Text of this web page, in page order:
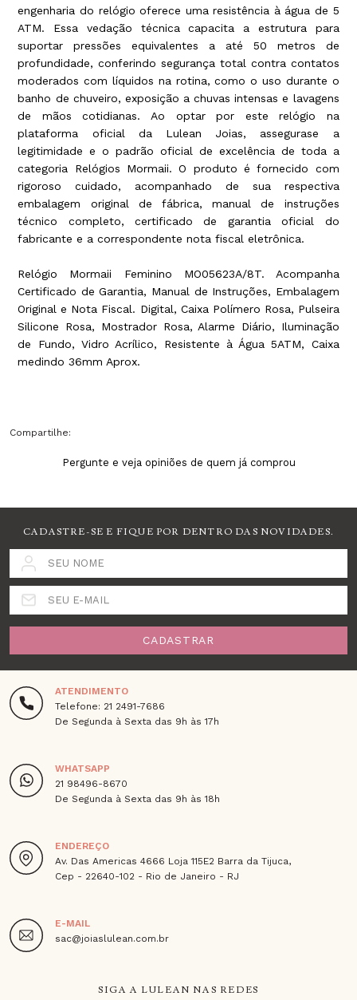
engenharia do relógio oferece uma resistência à água de 5
ATM. Essa vedação técnica capacita a estrutura para
suportar pressões equivalentes a até 50 metros de
profundidade, conferindo segurança total contra contatos
moderados com líquidos na rotina, como o uso durante o
banho de chuveiro, exposição a chuvas intensas e lavagens
de mãos cotidianas. Ao optar por este relógio na
plataforma oficial da Lulean Joias, assegurase a
legitimidade e o padrão oficial de excelência de toda a
categoria Relógios Mormaii. O produto é fornecido com
rigoroso cuidado, acompanhado de sua respectiva
embalagem original de fábrica, manual de instruções
técnico completo, certificado de garantia oficial do
fabricante e a correspondente nota fiscal eletrônica.
Relógio Mormaii Feminino MO05623A/8T. Acompanha
Certificado de Garantia, Manual de Instruções, Embalagem
Original e Nota Fiscal. Digital, Caixa Polímero Rosa, Pulseira
Silicone Rosa, Mostrador Rosa, Alarme Diário, Iluminação
de Fundo, Vidro Acrílico, Resistente à Água 5ATM, Caixa
medindo 36mm Aprox.
Compartilhe:
Pergunte e veja opiniões de quem já comprou
CADASTRE-SE E FIQUE POR DENTRO DAS NOVIDADES.
SEU NOME
SEU E-MAIL
CADASTRAR
ATENDIMENTO
Telefone: 21 2491-7686
De Segunda à Sexta das 9h às 17h
WHATSAPP
21 98496-8670
De Segunda à Sexta das 9h às 18h
ENDEREÇO
Av. Das Americas 4666 Loja 115E2 Barra da Tijuca,
Cep - 22640-102 - Rio de Janeiro - RJ
E-MAIL
sac@joiaslulean.com.br
SIGA A LULEAN NAS REDES